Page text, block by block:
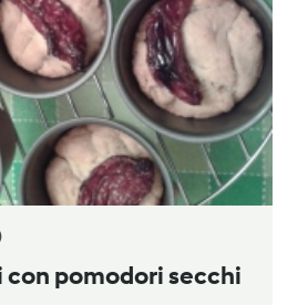
pomodori secchi